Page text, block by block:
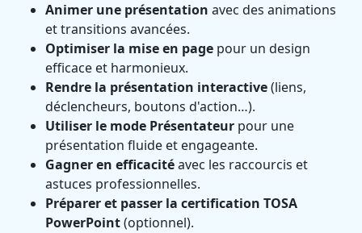
Animer une présentation avec des animations
et transitions avancées.
Optimiser la mise en page pour un design
efficace et harmonieux.
Rendre la présentation interactive(liens,
déclencheurs, boutons d'action…).
Utiliser le mode Présentateur pour une
présentation fluide et engageante.
Gagner en efficacitéavec les raccourcis et
astuces professionnelles.
Préparer et passer la certification TOSA
PowerPoint(optionnel).